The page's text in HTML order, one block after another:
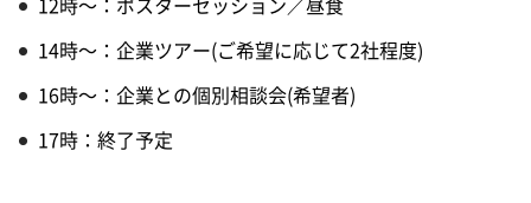
14時～：企業ツアー(ご希望に応じて2社程度)
16時～：企業との個別相談会(希望者)
17時：終了予定